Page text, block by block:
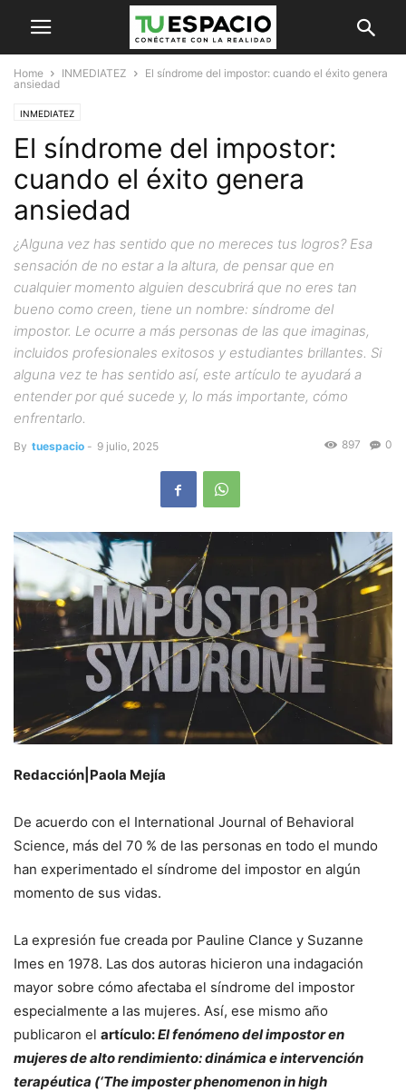
Home INMEDIATEZ
El síndrome del impostor: cuando el éxito genera
ansiedad
INMEDIATEZ
El síndrome del impostor:
cuando el éxito genera
ansiedad
¿Alguna vez has sentido que no mereces tus logros? Esa
sensación de no estar a la altura, de pensar que en
cualquier momento alguien descubrirá que no eres tan
bueno como creen, tiene un nombre: síndrome del
impostor. Le ocurre a más personas de las que imaginas,
incluidos profesionales exitosos y estudiantes brillantes. Si
alguna vez te has sentido así, este artículo te ayudará a
entender por qué sucede y, lo más importante, cómo
enfrentarlo.
By tuespacio - 9 julio, 2025 0
897
Redacción|Paola Mejía
De acuerdo con el International Journal of Behavioral
Science, más del 70 % de las personas en todo el mundo
han experimentado el síndrome del impostor en algún
momento de sus vidas.
La expresión fue creada por Pauline Clance y Suzanne
Imes en 1978. Las dos autoras hicieron una indagación
mayor sobre cómo afectaba el síndrome del impostor
especialmente a las mujeres. Así, ese mismo año
publicaron el artículo:El fenómeno del impostor en
mujeres de alto rendimiento: dinámica e intervención
terapéutica (‘The imposter phenomenon in high